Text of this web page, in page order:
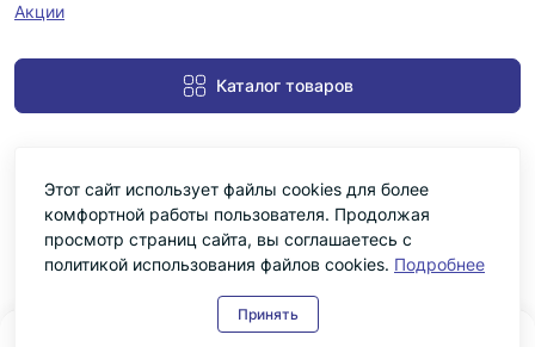
0
Акции
Каталог товаров
Черніка © 2026
Этот сайт использует файлы cookies для более
комфортной работы пользователя. Продолжая
просмотр страниц сайта, вы соглашаетесь с
политикой использования файлов cookies. Подробнее
Принять